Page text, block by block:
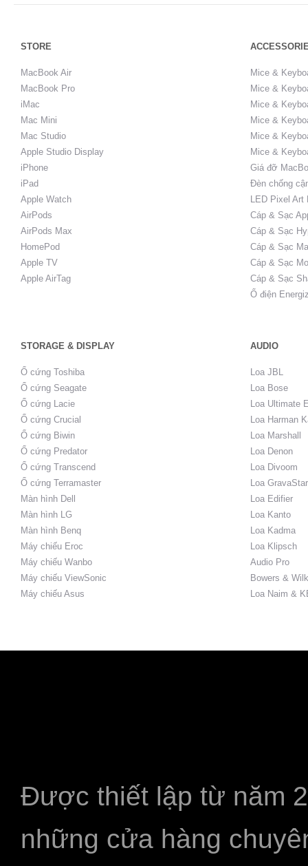
STORE
MacBook Air
MacBook Pro
iMac
Mac Mini
Mac Studio
Apple Studio Display
iPhone
iPad
Apple Watch
AirPods
AirPods Max
HomePod
Apple TV
Apple AirTag
Mice &
Mice &
Mice &
Mice &
Mice &
Mice &
Giá đỡ
Đèn chống
LED Pixel Art
Cáp & Sạc
Cáp & Sạc
Cáp & Sạc
Cáp & Sạc
Cáp & Sạc
Ổ điện
STORAGE & DISPLAY AUDIO
Ổ cứng Toshiba
Ổ cứng Seagate
Ổ cứng Lacie
Ổ cứng Crucial
Ổ cứng Biwin
Ổ cứng Predator
Ổ cứng Transcend
Ổ cứng Terramaster
Màn hình Dell
Màn hình LG
Màn hình Benq
Máy chiếu Eroc
Máy chiếu Wanbo
Máy chiếu ViewSonic
Máy chiếu Asus
Loa JBL
Loa Bose
Loa Ultimate
Loa Harman
Loa Marshall
Loa Denon
Loa Divoom
Loa GravaStar
Loa Edifier
Loa Kanto
Loa Kadma
Loa Klipsch
Audio Pro
Bowers &
Loa Naim &
Được thiết lập từ năm
những cửa hàng